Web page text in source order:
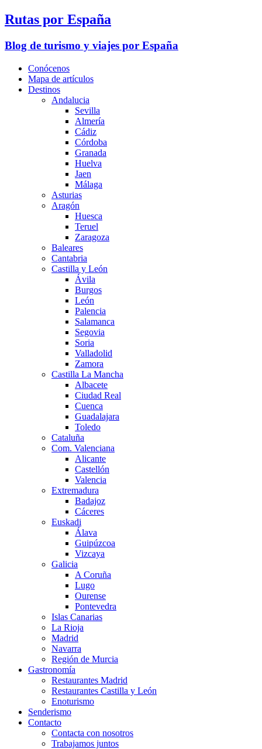
Rutas por España
Blog de turismo y viajes por España
Conócenos
Mapa de artículos
Destinos
Andalucia
Sevilla
Almería
Cádiz
Córdoba
Granada
Huelva
Jaen
Málaga
Asturias
Aragón
Huesca
Teruel
Zaragoza
Baleares
Cantabria
Castilla y León
Ávila
Burgos
León
Palencia
Salamanca
Segovia
Soria
Valladolid
Zamora
Castilla La Mancha
Albacete
Ciudad Real
Cuenca
Guadalajara
Toledo
Cataluña
Com. Valenciana
Alicante
Castellón
Valencia
Extremadura
Badajoz
Cáceres
Euskadi
Álava
Guipúzcoa
Vizcaya
Galicia
A Coruña
Lugo
Ourense
Pontevedra
Islas Canarias
La Rioja
Madrid
Navarra
Región de Murcia
Gastronomía
Restaurantes Madrid
Restaurantes Castilla y León
Enoturismo
Senderismo
Contacto
Contacta con nosotros
Trabajamos juntos